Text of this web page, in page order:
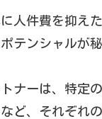
人件費を抑え
テンシャルが
ナーは、特定
ど、それぞれ